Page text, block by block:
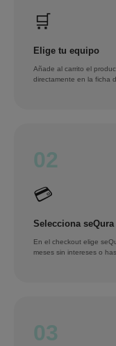
🛒
Elige tu equipo
Añade al carrito el
directamente en la ficha
02
💳
Selecciona seQura
En el checkout elige
meses sin intereses o
03